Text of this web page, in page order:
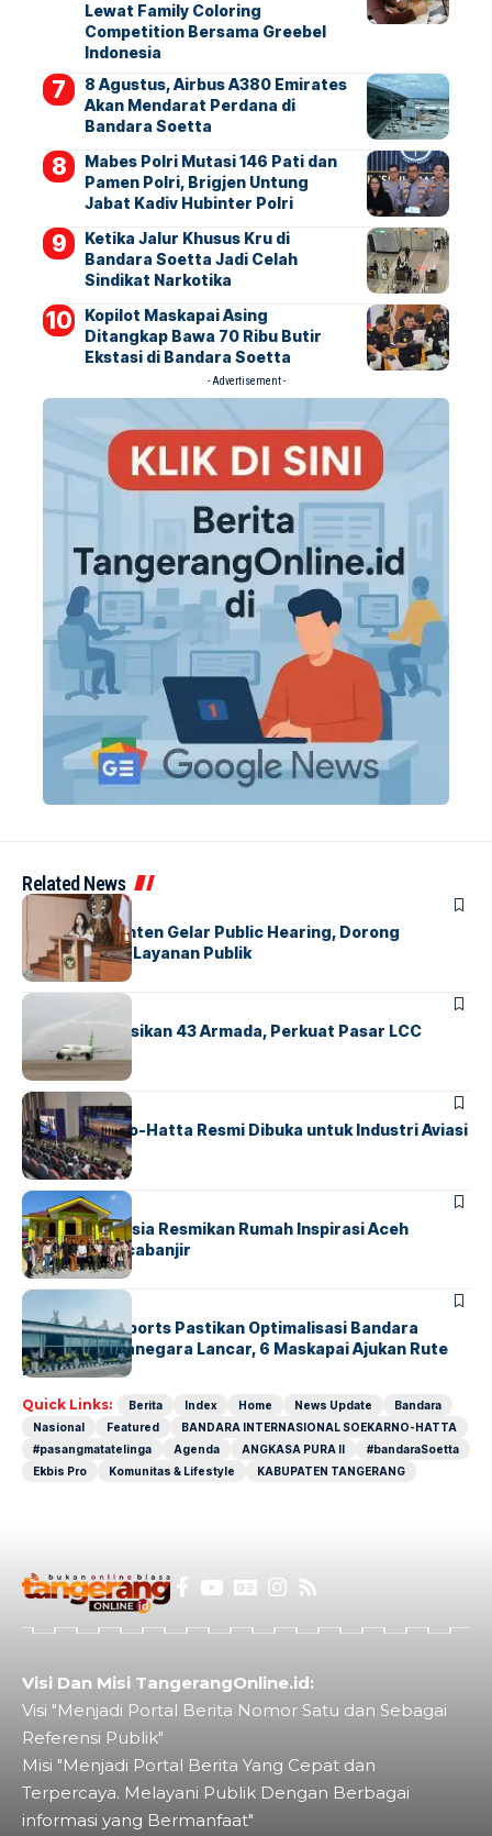
Lewat Family Coloring
Competition Bersama Greebel
Indonesia
8 Agustus, Airbus A380 Emirates
Akan Mendarat Perdana di
Bandara Soetta
Mabes Polri Mutasi 146 Pati dan
Pamen Polri, Brigjen Untung
Jabat Kadiv Hubinter Polri
Ketika Jalur Khusus Kru di
Bandara Soetta Jadi Celah
Sindikat Narkotika
Kopilot Maskapai Asing
Ditangkap Bawa 70 Ribu Butir
Ekstasi di Bandara Soetta
- Advertisement -
Related News
BANDARA BERITA
Karantina Banten Gelar Public Hearing, Dorong
Transparansi Layanan Publik
BANDARA
Citilink Operasikan 43 Armada, Perkuat Pasar LCC
Nasional
BANDARA BERITA
IALC Soekarno-Hatta Resmi Dibuka untuk Industri Aviasi
Dunia
BERITAHOME
AirNav Indonesia Resmikan Rumah Inspirasi Aceh
Tamiang Pascabanjir
BANDARA
InJourney Airports Pastikan Optimalisasi Bandara
Husein Sastranegara Lancar, 6 Maskapai Ajukan Rute
Baru
Quick Links: Berita Index Home News Update
Bandara
Nasional
Featured
BANDARA INTERNASIONAL SOEKARNO-HATTA
#pasangmatatelinga
Agenda ANGKASA PURA II
#bandaraSoetta
Ekbis Pro
Komunitas & Lifestyle KABUPATEN TANGERANG
Visi Dan Misi TangerangOnline.id:
Visi "Menjadi Portal Berita Nomor Satu dan Sebagai
Referensi Publik"
Misi "Menjadi Portal Berita Yang Cepat dan
Terpercaya. Melayani Publik Dengan Berbagai
informasi yang Bermanfaat"